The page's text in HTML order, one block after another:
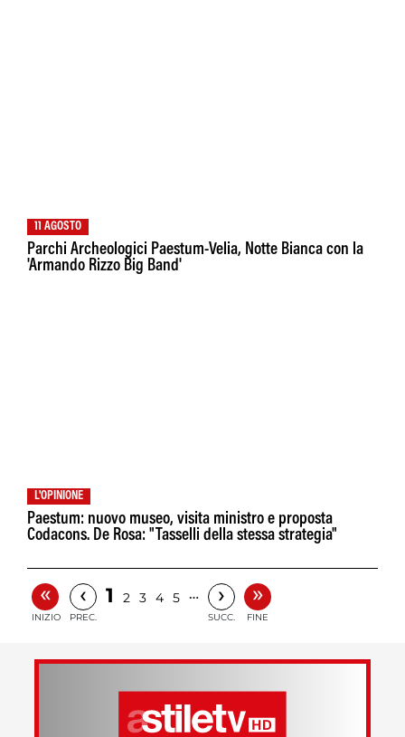
11 AGOSTO
Parchi Archeologici Paestum-Velia, Notte Bianca con la
'Armando Rizzo Big Band'
L'OPINIONE
Paestum: nuovo museo, visita ministro e proposta
Codacons. De Rosa: "Tasselli della stessa strategia"
«
INIZIO
‹
PREC.
1 2 3 4 5 … ›
SUCC.
»
FINE